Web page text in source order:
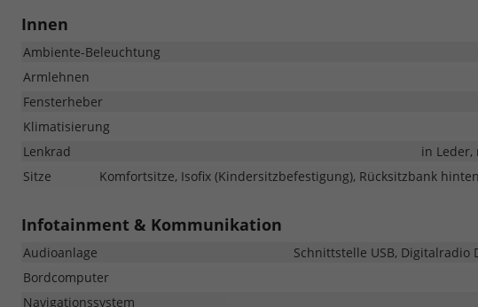
Innen
Ambiente-Beleuchtung
Armlehnen
Fensterheber
Klimatisierung
Lenkrad
in
Sitze
Komfortsitze, Isofix (Kindersitzbefestigung), Rücksitzbank
Infotainment & Kommunikation
Audioanlage
Schnittstelle USB, Digitalradio
Bordcomputer
Navigationssystem